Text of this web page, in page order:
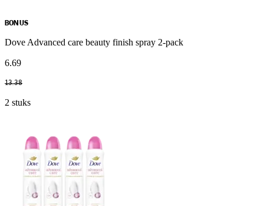
BONUS
Dove Advanced care beauty finish spray 2-pack
6.69
13.38
2 stuks